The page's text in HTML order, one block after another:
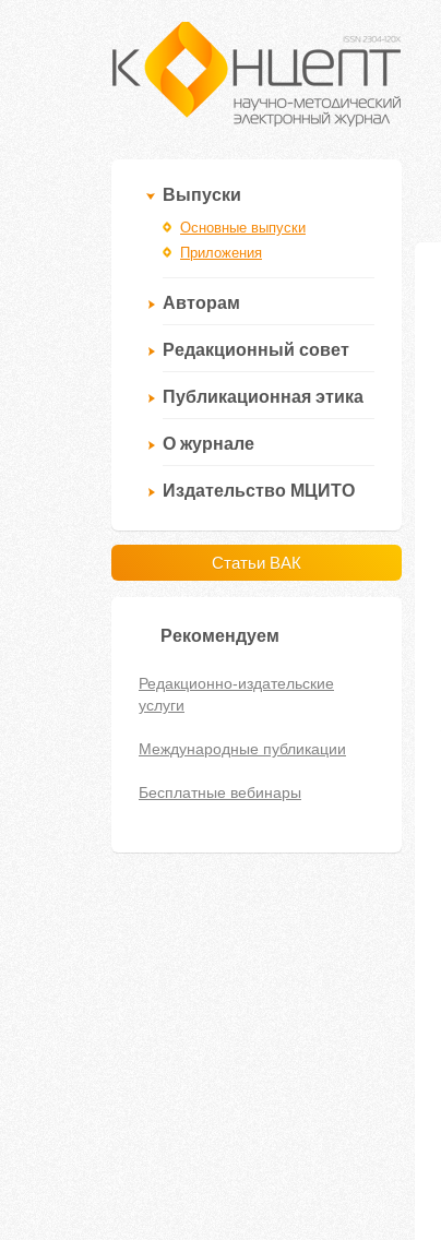
Выпуски
Основные выпуски
Приложения
Авторам
Редакционный совет
Публикационная этика
О журнале
Издательство МЦИТО
Статьи ВАК
Рекомендуем
Редакционно-издательские
услуги
Международные публикации
Бесплатные вебинары